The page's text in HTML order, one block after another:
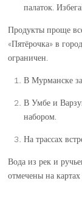
палаток.
Продукты проще
«Пятёрочка» в
ограничен.
В Мурманске
В Умбе и
набором.
На трассах
Вода из рек и
отмечены на